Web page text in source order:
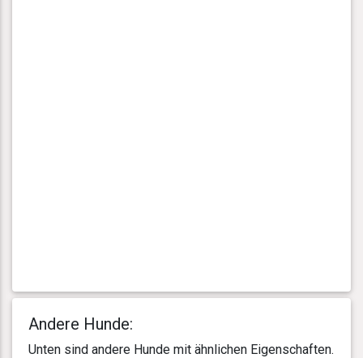
Andere Hunde:
Unten sind andere Hunde mit ähnlichen Eigenschaften.